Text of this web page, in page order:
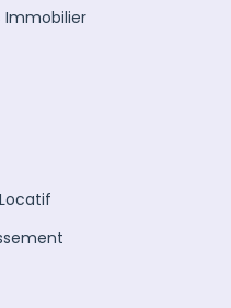
Immobilier